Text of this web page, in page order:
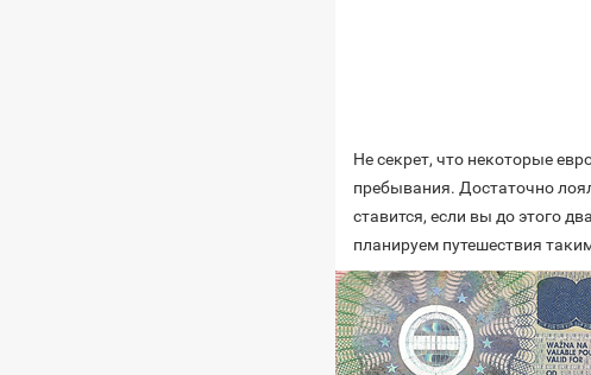
Не секрет, что некоторые
пребывания. Достаточно
ставится, если вы до этого
планируем путешествия